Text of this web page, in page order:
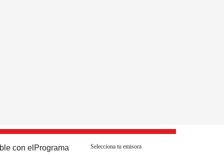
con el Programa Selecciona tu emisora